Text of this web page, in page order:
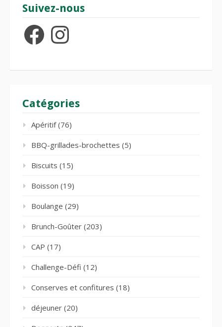
Suivez-nous
FacebookInstagram
Catégories
Apéritif(76)
BBQ-grillades-brochettes (5)
Biscuits (15)
Boisson (19)
Boulange (29)
Brunch-Goûter (203)
CAP (17)
Challenge-Défi (12)
Conserves et confitures (18)
déjeuner (20)